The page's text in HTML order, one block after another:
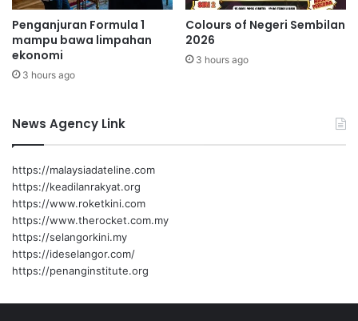
N
a
i
k
T
a
f
M
2
0
.
1
7
J
n
K
a
m
p
g
B
h
a
g
i
a
J
i
Penganjuran Formula 1
mampu bawa limpahan
ekonomi
3 hours ago
Colours of Negeri Sembilan
2026
3 hours ago
News Agency Link
https://malaysiadateline.com
https://keadilanrakyat.org
https://www.roketkini.com
https://www.therocket.com.my
https://selangorkini.my
https://ideselangor.com/
https://penanginstitute.org